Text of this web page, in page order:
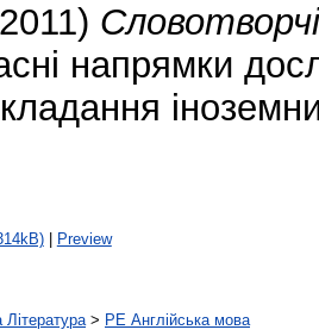
напрямки
| Preview
> PE Англійська мова